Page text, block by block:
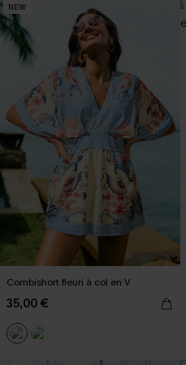
NEW
Combishort fleuri à col en V
35,00 €